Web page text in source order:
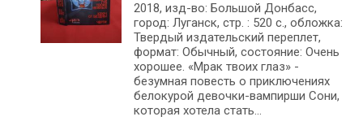
2018, изд-во: Большой Донбасс,
город: Луганск, стр. : 520 с., обложка:
Твердый издательский переплет,
формат: Обычный, состояние: Очень
хорошее. «Мрак твоих глаз» -
безумная повесть о приключениях
белокурой девочки-вампирши Сони,
которая хотела стать...